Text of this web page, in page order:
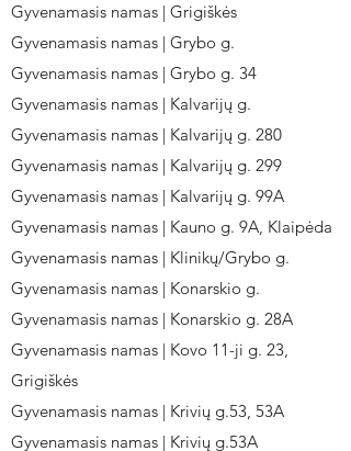
Gyvenamasis namas | Grigiškės
Gyvenamasis namas | Grybo g.
Gyvenamasis namas | Grybo g. 34
Gyvenamasis namas | Kalvarijų g.
Gyvenamasis namas | Kalvarijų g. 280
Gyvenamasis namas | Kalvarijų g. 299
Gyvenamasis namas | Kalvarijų g. 99A
Gyvenamasis namas | Kauno g. 9A, Klaipėda
Gyvenamasis namas | Klinikų/Grybo g.
Gyvenamasis namas | Konarskio g.
Gyvenamasis namas | Konarskio g. 28A
Gyvenamasis namas | Kovo 11-ji g. 23,
Grigiškės
Gyvenamasis namas | Krivių g.53, 53A
Gyvenamasis namas | Krivių g.53A